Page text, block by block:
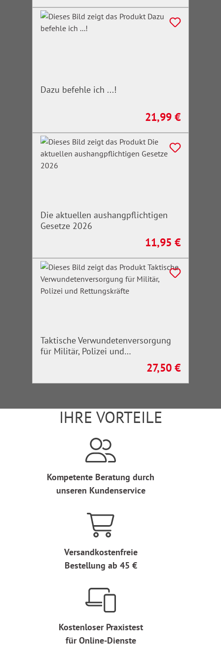
Dazu befehle ich ...!
Regulärer Preis:
21,99 €
Die aktuellen aushangpflichtigen
Gesetze 2026
Regulärer Preis:
11,95 €
Taktische Verwundetenversorgung
für Militär, Polizei und
Regulärer Preis:
27,50 €
IHRE VORTEILE
Kompetente Beratung durch
unseren Kundenservice
Versandkostenfreie
Bestellung ab 45 €
Kostenloser Praxistest
für Online-Dienste